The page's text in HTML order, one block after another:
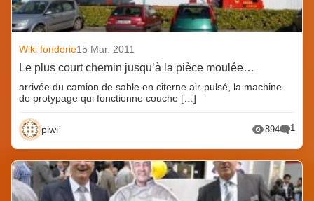
Wiki fonderie15 Mar. 2011
Le plus court chemin jusqu’à la pièce moulée…
arrivée du camion de sable en citerne air-pulsé, la machine
de protypage qui fonctionne couche […]
piwi 894 1